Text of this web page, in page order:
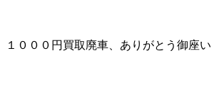
０００円買取廃車、ありがとう御座い